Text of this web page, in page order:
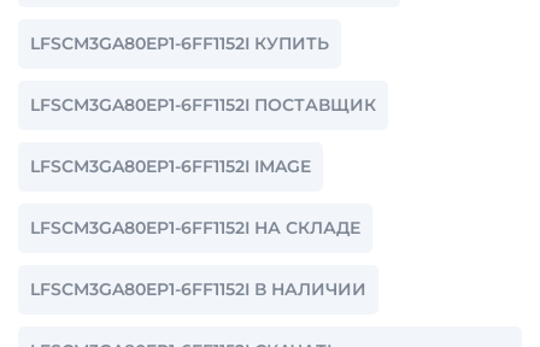
LFSCM3GA80EP1-6FF1152I КУПИТЬ
LFSCM3GA80EP1-6FF1152I ПОСТАВЩИК
LFSCM3GA80EP1-6FF1152I IMAGE
LFSCM3GA80EP1-6FF1152I НА СКЛАДЕ
LFSCM3GA80EP1-6FF1152I В НАЛИЧИИ